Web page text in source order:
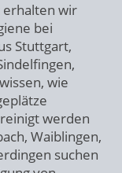
erhalten wir
bei
Stuttgart,
wie
werden
Waiblingen,
suchen